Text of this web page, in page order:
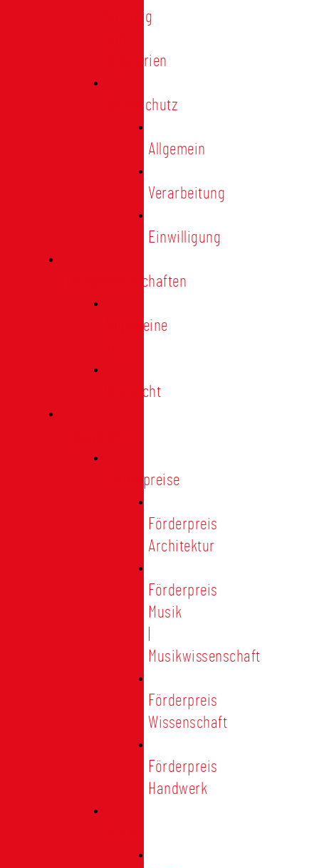
Satzung
Regularien
Datenschutz
Allgemein
Verarbeitung
Einwilligung
Tischgemeinschaften
Allgemeine
Übersicht
Förderpreise
Förderpreis
Architektur
Förderpreis
Musik
Musikwissenschaft
Förderpreis
Wissenschaft
Förderpreis
Handwerk